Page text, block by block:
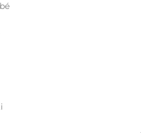
| Copyright 2008